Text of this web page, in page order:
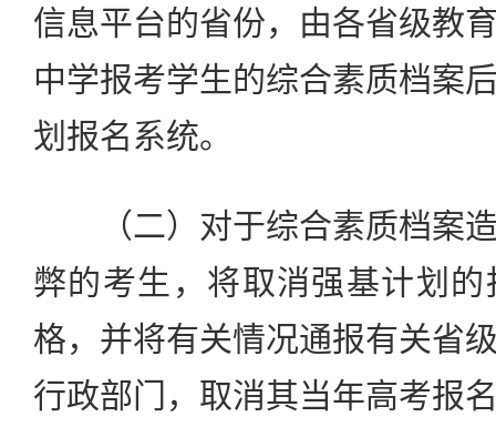
信息平台的省份，由各省级教
中学报考学生的综合素质档案
划报名系统。
（二）对于综合素质档案造
弊的考生，将取消强基计划
格，并将有关情况通报有关省
行政部门，取消其当年高考报